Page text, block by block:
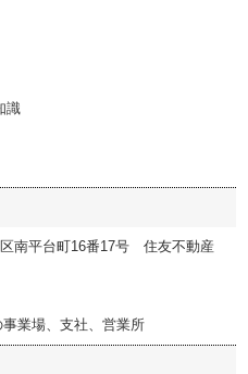
識
南平台町16番17号 住友不動産
業場、支社、営業所